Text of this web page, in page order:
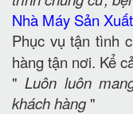
Nhà Máy Sản
Phục vụ tận tình
hàng tận nơi. Kể
"Luôn luôn
khách hàng"